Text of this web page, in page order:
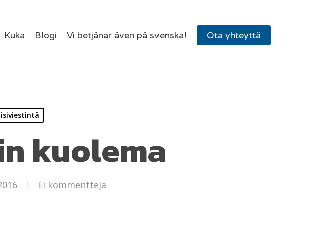
Kuka Blogi Vi betjänar även på svenska! Ota yhteyttä
kuolema
Ei kommentteja